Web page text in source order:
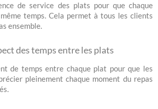
de service des plats pour que chaque
temps. Cela permet à tous les clients
ensemble.
des temps entre les plats
de temps entre chaque plat pour que les
pleinement chaque moment du repas